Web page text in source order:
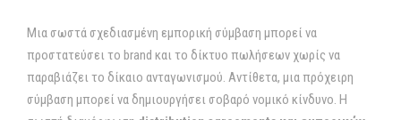
Μια σωστά σχεδιασμένη εμπορική σύμβαση μπορεί να
προστατεύσει το brand και το δίκτυο πωλήσεων χωρίς να
παραβιάζει το δίκαιο ανταγωνισμού. Αντίθετα, μια πρόχειρη
σύμβαση μπορεί να δημιουργήσει σοβαρό νομικό κίνδυνο. Η